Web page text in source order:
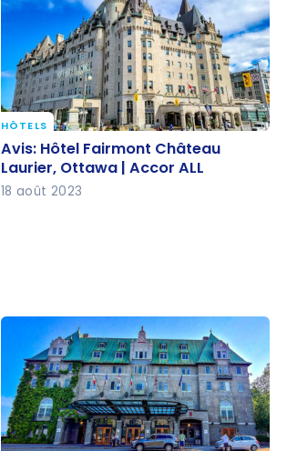
Avis: Hôtel Fairmont Château
Laurier, Ottawa | Accor ALL
HÔTELS
Avis: Hôtel Fairmont Château
Laurier, Ottawa | Accor ALL
18 août 2023